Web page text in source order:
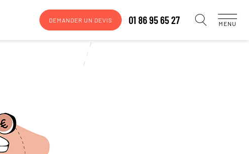
DEMANDER UN DEVIS 01 86 95 65 27 MENU